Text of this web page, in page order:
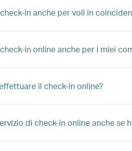
in anche per voli in
in online anche per i miei
il check-in online?
di check-in online anche se